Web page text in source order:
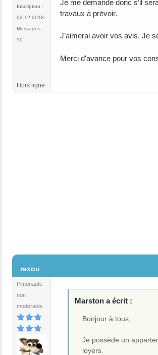
Inscription :
02-12-2018
Messages :
50
Je me demande donc s’il
travaux à prévoir.
J’aimerai avoir vos avis. Je
Merci d'avance pour vos
Hors ligne
rexou
Pimonaute
non
modérable
Marston a écrit :
Bonjour à tous,
Je possède un
loyers.